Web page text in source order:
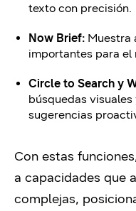
texto con precisión.
Now Brief: Muestra
importantes para el
Circle to Search y
búsquedas
sugerencias
Con estas
a capacidades que
complejas,